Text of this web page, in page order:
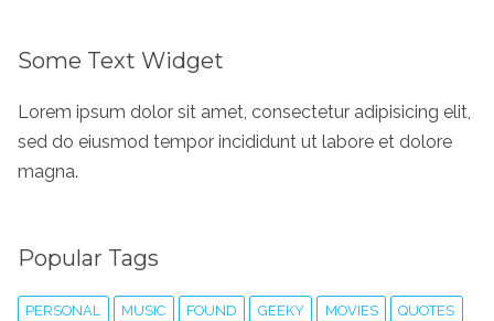
Some Text Widget
Lorem ipsum dolor sit amet, consectetur adipisicing elit,
sed do eiusmod tempor incididunt ut labore et dolore
magna.
Popular Tags
PERSONAL MUSIC FOUND GEEKY MOVIES QUOTES